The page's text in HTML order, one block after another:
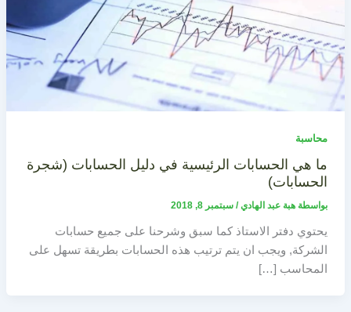
محاسبة
ما هي الحسابات الرئيسية في دليل الحسابات (شجرة
الحسابات)
بواسطة هبة عبد الهادي/ سبتمبر 8, 2018
يحتوي دفتر الاستاذ كما سبق وشرحنا على جميع حسابات
الشركة, ويجب ان يتم ترتيب هذه الحسابات بطريقة تسهل على
المحاسب […]